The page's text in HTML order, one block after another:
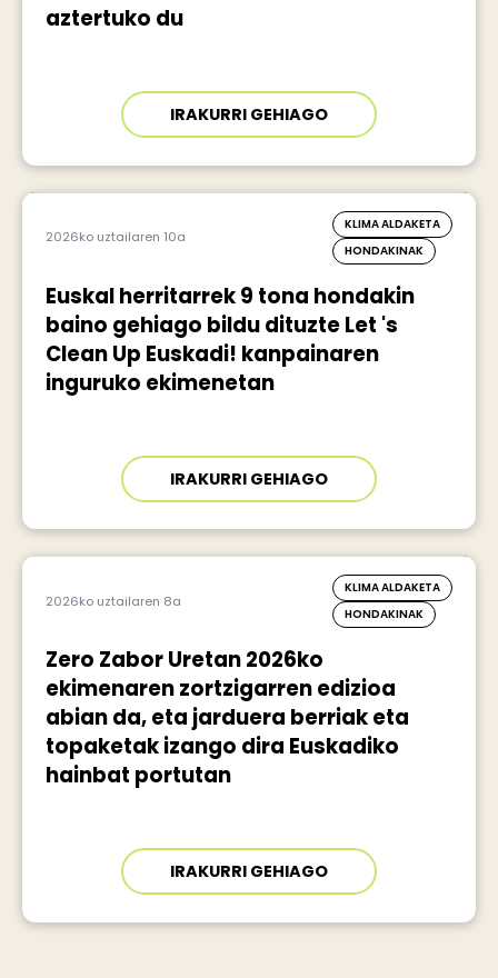
aztertuko du
IRAKURRI GEHIAGO
2026ko uztailaren 10a
KLIMA ALDAKETA
HONDAKINAK
Euskal herritarrek 9 tona hondakin
baino gehiago bildu dituzte Let 's
Clean Up Euskadi! kanpainaren
inguruko ekimenetan
IRAKURRI GEHIAGO
2026ko uztailaren 8a
KLIMA ALDAKETA
HONDAKINAK
Zero Zabor Uretan 2026ko
ekimenaren zortzigarren edizioa
abian da, eta jarduera berriak eta
topaketak izango dira Euskadiko
hainbat portutan
IRAKURRI GEHIAGO